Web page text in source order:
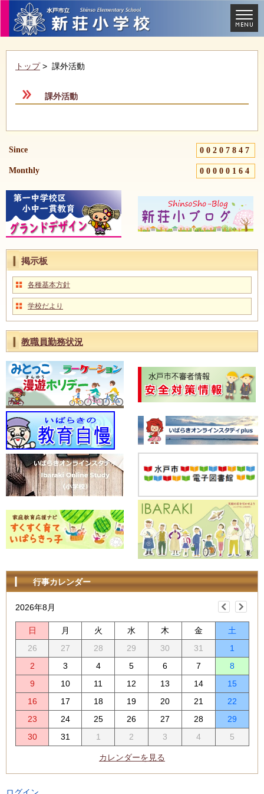
Since 00207847
Monthly 00000164
掲示板
各種基本方針
学校だより
教職員勤務状況
行事カレンダー
2026年8月
日 月 火 水 木 金
土
26
27 28 29 30 31
1
2
3 4 5 6 7
8
9
10 11 12 13 14
15
16
17 18 19 20 21
22
23
24 25 26 27 28
29
30
31 1 2 3 4 5
カレンダーを見る
トップ> 課外活動
課外活動